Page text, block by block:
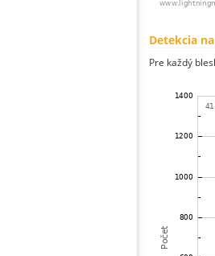
Detekcia
Pre každý